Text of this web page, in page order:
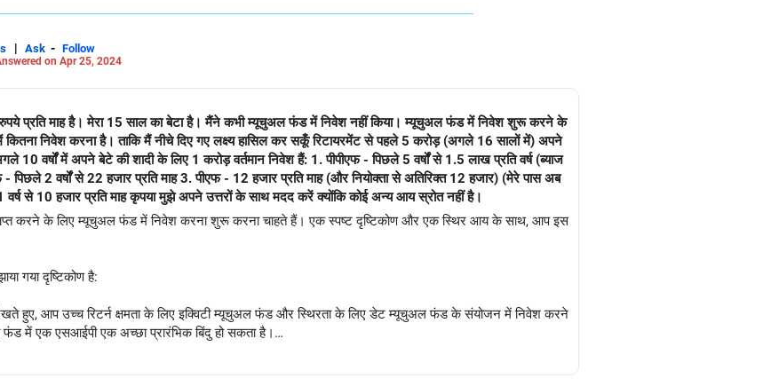
आवश्यकतानुसार पुनर्संतुलित करें। अपने लक्ष्यों, निवेश रणनीति और उन्हें प्राप्त करने की दिशा में प्रगति का समय-समय
से परामर्श करने पर विचार करें। याद रखें, निवेश एक दीर्घकालिक प्रतिबद्धता है, और अनुशासित, विविधतापूर्ण और अपने
है।
| Ask - Follow
on Apr 25, 2024
रिटायरमेंट से पहले 5 करोड़ (अगले 16 सालों में) अपने
पीएफ में कुल लगभग 20 लाख हैं) 4. एनपीएस - पिछले 1 वर्ष से 10 हजार प्रति माह कृपया मुझे अपने उत्तरों के साथ मदद करें क्योंकि कोई अन्य आय स्रोत नहीं है।
करने के लिए म्यूचुअल फंड में निवेश करना शुरू करना चाहते हैं। एक स्पष्ट दृष्टिकोण और एक स्थिर आय के साथ, आप इस
गया दृष्टिकोण है:
देखते हुए, आप उच्च रिटर्न क्षमता के लिए इक्विटी म्यूचुअल फंड और स्थिरता के लिए डेट म्यूचुअल फंड के संयोजन में निवेश करने
में एक एसआईपी एक अच्छा प्रारंभिक बिंदु हो सकता है।